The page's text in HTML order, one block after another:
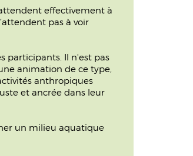
effectivement à
pas à voir
participants. Il n'est pas
animation de ce type,
anthropiques
et ancrée dans leur
un milieu aquatique